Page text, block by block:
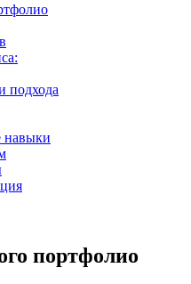
подхода
навыки
портфолио